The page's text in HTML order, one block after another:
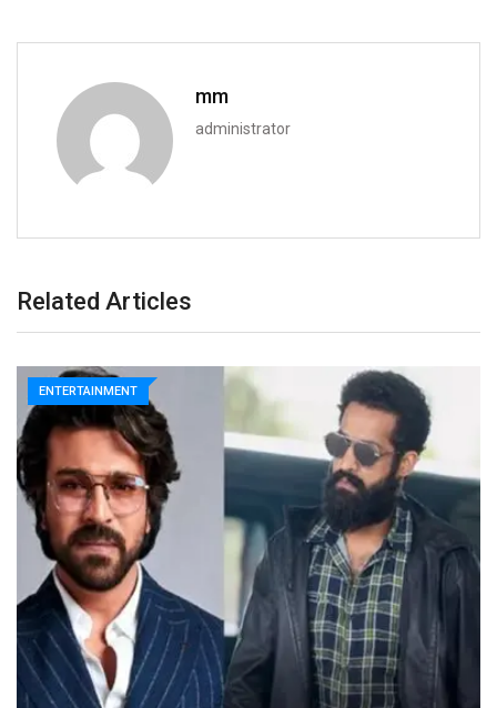
mm
administrator
Related Articles
ENTERTAINMENT